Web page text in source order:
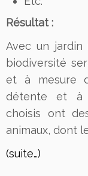
Résultat :
Avec un
biodiversité
et à mesure
détente et à
choisis ont
animaux, dont
(suite…)